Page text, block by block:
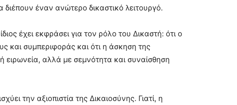
έναν ανώτερο δικαστικό λειτουργό.
έχει εκφράσει για τον ρόλο του Δικαστή: ότι ο
και συμπεριφοράς και ότι η άσκηση της
ειρωνεία, αλλά με σεμνότητα και συναίσθηση
την αξιοπιστία της Δικαιοσύνης. Γιατί, η